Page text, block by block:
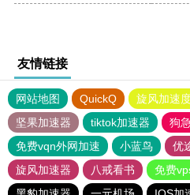
友情链接
网站地图 QuickQ 旋风加速
坚果加速器
tiktok加速器
狗
免费vqn外网加速
小蓝鸟 优
旋风加速器
八戒看书
免费